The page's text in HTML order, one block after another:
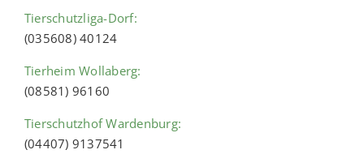
Tierschutzliga-Dorf:
(035608) 40124
Tierheim Wollaberg:
(08581) 96160
Tierschutzhof Wardenburg:
(04407) 9137541